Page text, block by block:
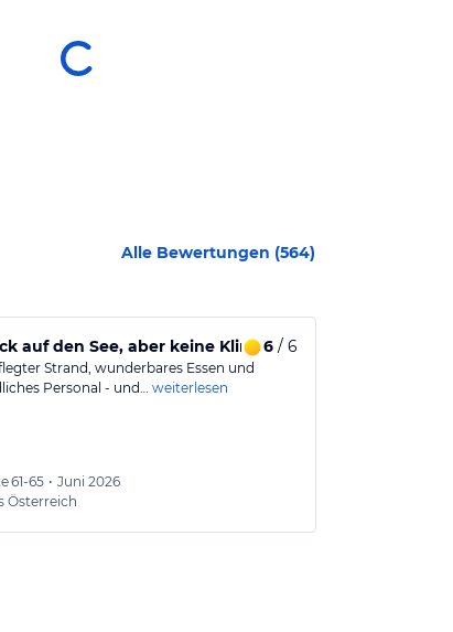
Alle Bewertungen (564)
auf den See, aber keine Klimaanlage im Zimmer!
6/ 6
Strand, wunderbares Essen und
Personal - und… weiterlesen
61-65 • Juni 2026
Österreich